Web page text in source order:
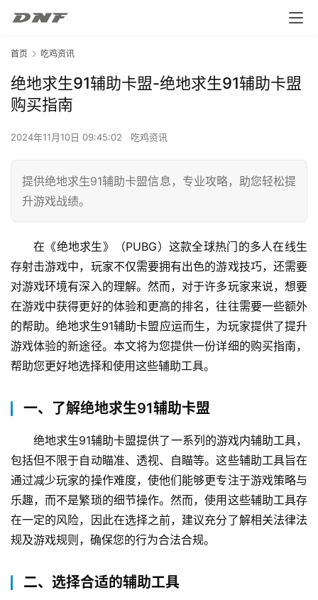
首页 吃鸡资讯
绝地求生91辅助卡盟-绝地求生91辅助卡盟
购买指南
2024年11月10日 09:45:02 吃鸡资讯
提供绝地求生91辅助卡盟信息，专业攻略，助您轻松提
升游戏战绩。
在《绝地求生》（PUBG）这款全球热门的多人在线生
存射击游戏中，玩家不仅需要拥有出色的游戏技巧，还需要
对游戏环境有深入的理解。然而，对于许多玩家来说，想要
在游戏中获得更好的体验和更高的排名，往往需要一些额外
的帮助。绝地求生91辅助卡盟应运而生，为玩家提供了提升
游戏体验的新途径。本文将为您提供一份详细的购买指南，
帮助您更好地选择和使用这些辅助工具。
一、了解绝地求生91辅助卡盟
绝地求生91辅助卡盟提供了一系列的游戏内辅助工具，
包括但不限于自动瞄准、透视、自瞄等。这些辅助工具旨在
通过减少玩家的操作难度，使他们能够更专注于游戏策略与
乐趣，而不是繁琐的细节操作。然而，使用这些辅助工具存
在一定的风险，因此在选择之前，建议充分了解相关法律法
规及游戏规则，确保您的行为合法合规。
二、选择合适的辅助工具